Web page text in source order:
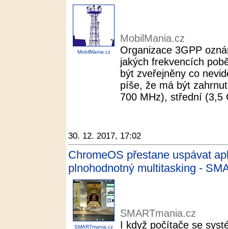
MobilMania.cz
MobilMania.cz
Organizace 3GPP
jakých frekvencích
být zveřejněny co
píše, že má být
700 MHz), střední (3,5
30. 12. 2017, 17:02
ChromeOS přestane uspávat
plnohodnotný multitasking -
SMARTmania.cz
SMARTmania.cz
I když počítače se